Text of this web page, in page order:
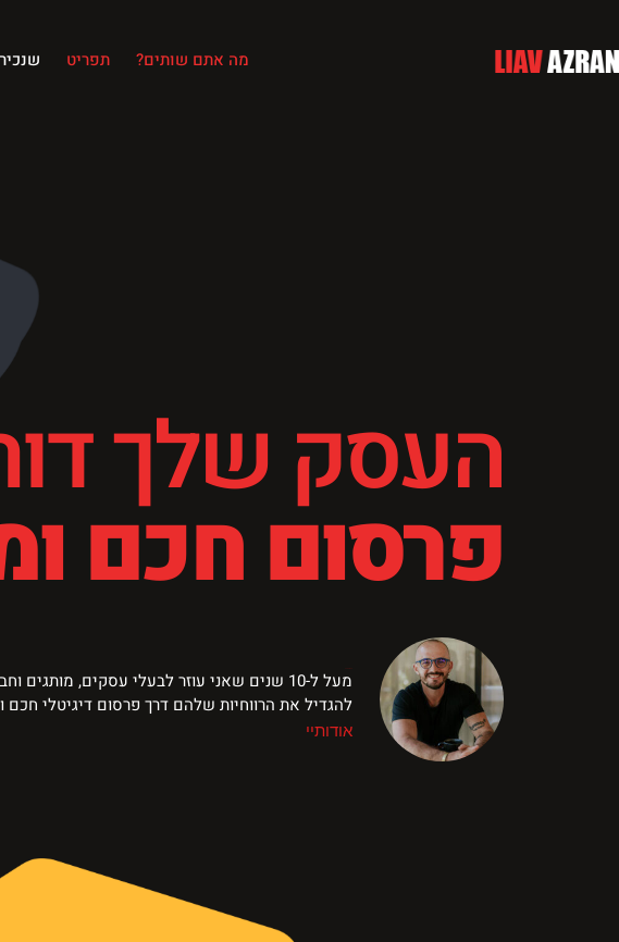
מה אתם שותים? תפריט
העסק שלך
פרסום חכם
מעל ל-10 שנים שאני עוזר לבעלי עסקים, מותגים וחברות
להגדיל את הרווחיות שלהם דרך פרסום דיגיטלי חכם
אודותיי